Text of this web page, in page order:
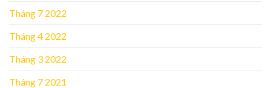
Tháng 7 2022
Tháng 4 2022
Tháng 3 2022
Tháng 7 2021